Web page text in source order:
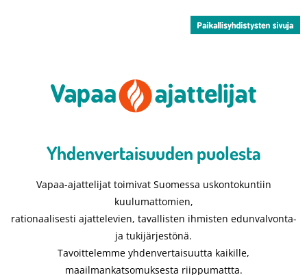
Yhdenvertaisuuden puolesta​
Vapaa-ajattelijat toimivat Suomessa uskontokuntiin
kuulumattomien,
rationaalisesti ajattelevien, tavallisten ihmisten edunvalvonta-
ja tukijärjestönä.
Tavoittelemme yhdenvertaisuutta kaikille,
maailmankatsomuksesta riippumattta.